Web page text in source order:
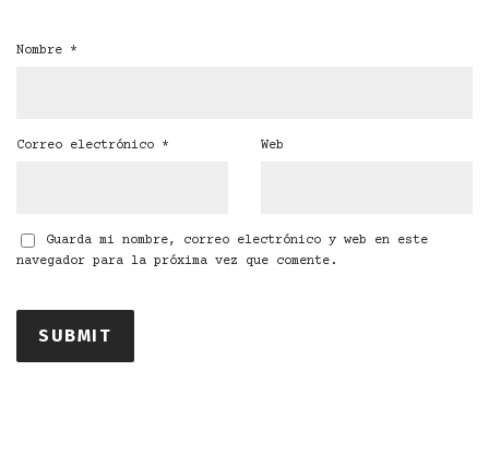
Nombre *
Correo electrónico * Web
Guarda mi nombre, correo electrónico y web en este
navegador para la próxima vez que comente.